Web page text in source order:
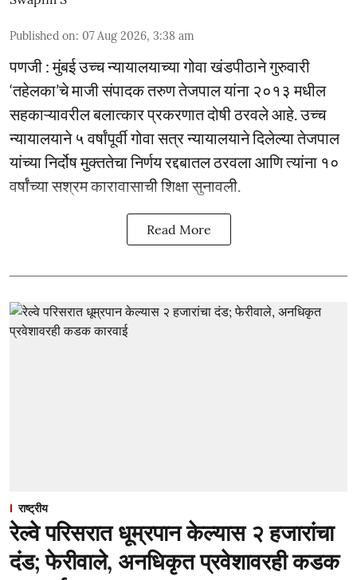
Published on: 07 Aug 2026, 3:38 am
पणजी : मुंबई उच्च न्यायालयाच्या गोवा खंडपीठाने गुरुवारी
‘तहेलका’चे माजी संपादक तरुण तेजपाल यांना २०१३ मधील
सहकाऱ्यावरील बलात्कार प्रकरणात दोषी ठरवले आहे. उच्च
न्यायालयाने ५ वर्षांपूर्वी गोवा सत्र न्यायालयाने दिलेल्या तेजपाल
यांच्या निर्दोष मुक्ततेचा निर्णय रद्दबातल ठरवला आणि त्यांना १०
वर्षांच्या सश्रम कारावासाची शिक्षा सुनावली.
Read More
राष्ट्रीय
रेल्वे परिसरात धूम्रपान केल्यास २ हजारांचा
दंड; फेरीवाले, अनधिकृत प्रवेशावरही कडक